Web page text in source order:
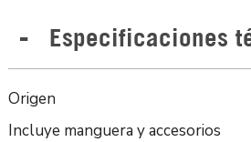
Especificaciones
Origen
Incluye manguera y accesorios